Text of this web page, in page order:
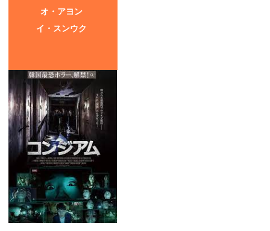
オ・アヨン
イ・スンウク